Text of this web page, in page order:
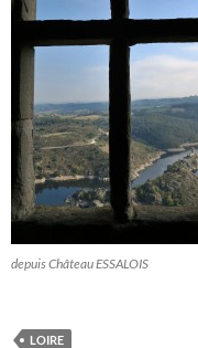
depuis Château ESSALOIS
LOIRE